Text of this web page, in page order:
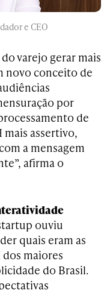
e CEO
varejo gerar mais
novo conceito de
por
de
mais assertivo,
a mensagem
afirma o
ouviu
quais eram as
dos maiores
do Brasil.